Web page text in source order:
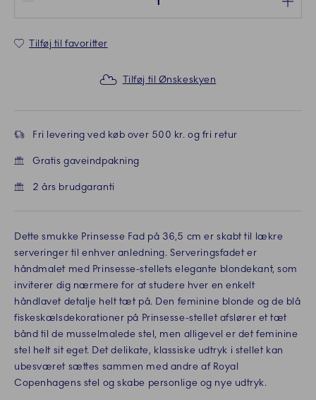
Tilføj til favoritter
Tilføj til Ønskeskyen
Fri levering ved køb over 500 kr. og fri retur
Gratis gaveindpakning
2 års brudgaranti
Dette smukke Prinsesse Fad på 36,5 cm er skabt til lækre
serveringer til enhver anledning. Serveringsfadet er
håndmalet med Prinsesse-stellets elegante blondekant, som
inviterer dig nærmere for at studere hver en enkelt
håndlavet detalje helt tæt på. Den feminine blonde og de blå
fiskeskælsdekorationer på Prinsesse-stellet afslører et tæt
bånd til de musselmalede stel, men alligevel er det feminine
stel helt sit eget. Det delikate, klassiske udtryk i stellet kan
ubesværet sættes sammen med andre af Royal
Copenhagens stel og skabe personlige og nye udtryk.